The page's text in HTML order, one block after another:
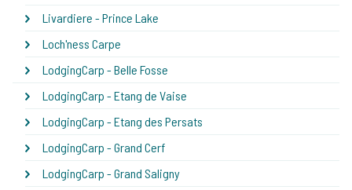
Livardiere - Prince Lake
Loch'ness Carpe
LodgingCarp - Belle Fosse
LodgingCarp - Etang de Vaise
LodgingCarp - Etang des Persats
LodgingCarp - Grand Cerf
LodgingCarp - Grand Saligny